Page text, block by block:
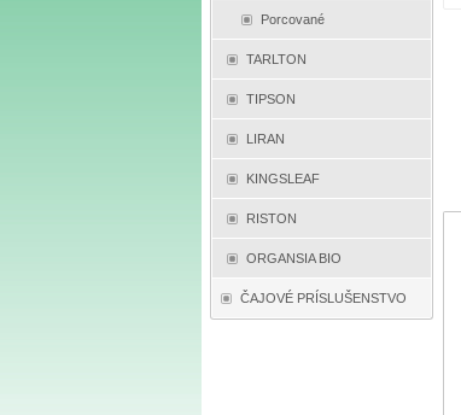
Porcované
TARLTON
TIPSON
LIRAN
KINGSLEAF
RISTON
ORGANSIA BIO
ČAJOVÉ PRÍSLUŠENSTVO